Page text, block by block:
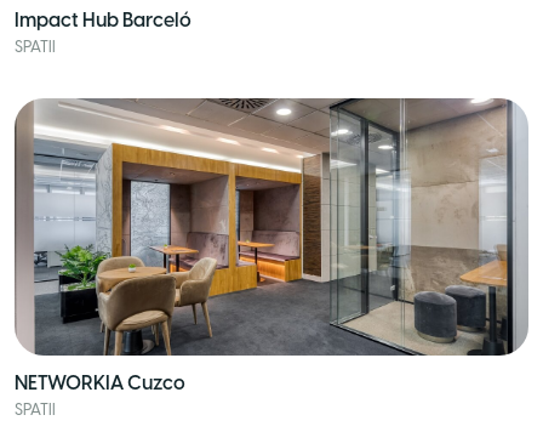
Impact Hub Barceló
SPATII
NETWORKIA Cuzco
SPATII